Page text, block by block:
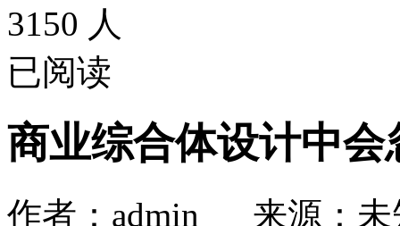
3150 人
已阅读
商业综合体设计中
作者：admin 来源：